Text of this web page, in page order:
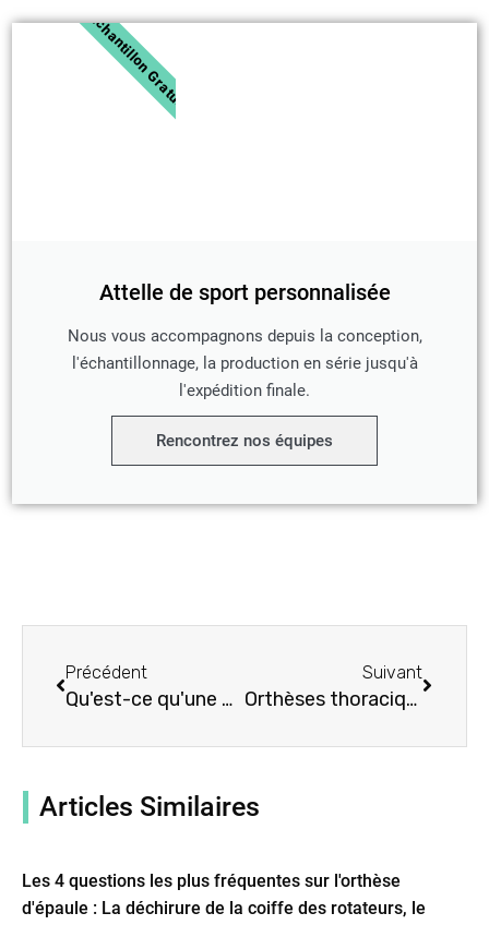
Attelle de sport personnalisée
Nous vous accompagnons depuis la conception,
l'échantillonnage, la production en série jusqu'à
l'expédition finale.
Rencontrez nos équipes
Échantillon Gratuit
Précédent
Qu'est-ce qu'une orthèse dorsale thoraco-lombo-sacrée (TLSO) ?
Suivant
Orthèses thoraciques pour le haut du dos et la colonne vertébrale
Articles Similaires
Les 4 questions les plus fréquentes sur l'orthèse
d'épaule : La déchirure de la coiffe des rotateurs, le